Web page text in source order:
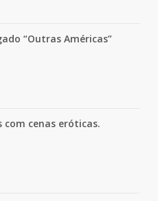
“Outras Américas”
com cenas eróticas.